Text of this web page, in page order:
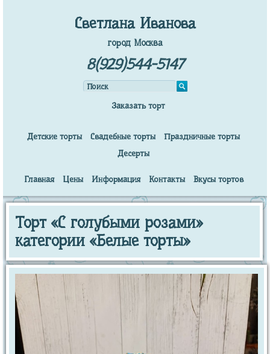
Светлана Иванова
город Москва
8(929)544-5147
Заказать торт
Детские торты Свадебные торты
Праздничные торты
Десерты
Главная Цены Информация Контакты Вкусы тортов
Торт «С голубыми розами»
категории «Белые торты»